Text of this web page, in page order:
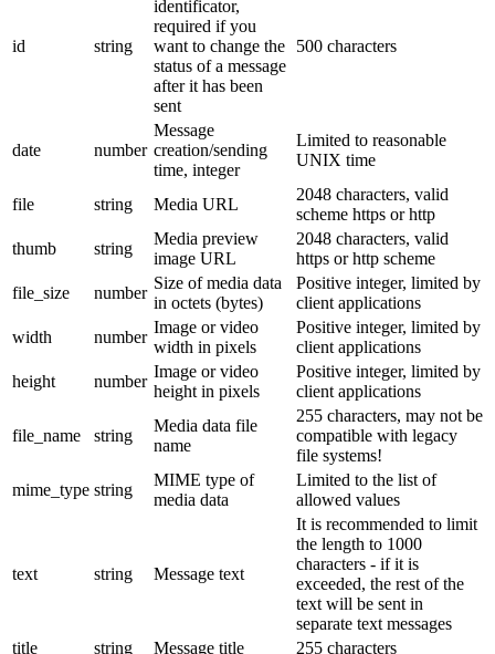
id string
identificator,
required if you
want to change the
status of a message
after it has been
sent
500 characters
date number
Message
creation/sending
time, integer
Limited to reasonable
UNIX time
file string Media URL
2048 characters, valid
scheme https or http
thumb
string
Media preview
image URL
2048 characters, valid
https or http scheme
file_size
number
Size of media data
in octets (bytes)
Positive integer, limited by
client applications
width
number
Image or video
width in pixels
Positive integer, limited by
client applications
height
number
Image or video
height in pixels
Positive integer, limited by
client applications
file_name string
Media data file
name
255 characters, may not be
compatible with legacy
file systems!
mime_type string
MIME type of
media data
Limited to the list of
allowed values
text string Message text
It is recommended to limit
the length to 1000
characters - if it is
exceeded, the rest of the
text will be sent in
separate text messages
title
string Message title
255 characters